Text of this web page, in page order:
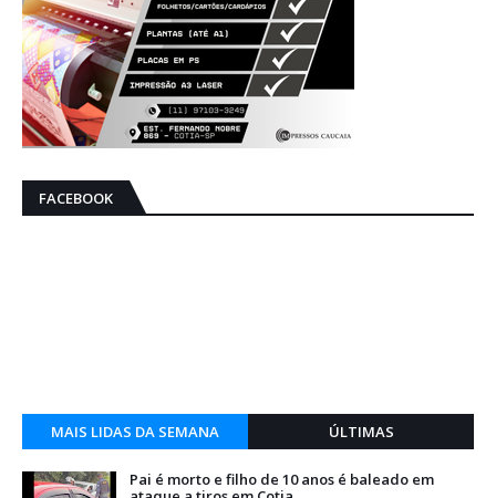
FACEBOOK
MAIS LIDAS DA SEMANA ÚLTIMAS
Pai é morto e filho de 10 anos é baleado em